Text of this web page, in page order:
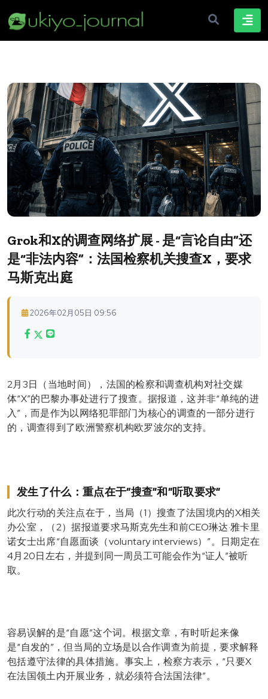
Grok和X的调查网络扩展 - 是“言论自由”还
是“非法内容”：法国检察机关搜查X，要求
马斯克出庭
2026年02月05日 09:56
2月3日（当地时间），法国的检察和调查机构对社交媒
体“X”的巴黎办事处进行了搜查。据报道，这并非“单纯的进
入”，而是作为以网络犯罪部门为核心的调查的一部分进行
的，调查得到了欧洲警察机构欧罗波尔的支持。
发生了什么：重点在于“搜查”和“听取要求”
此次行动的关注点在于，当局（1）搜查了法国境内的X相关
办公室，（2）据报道要求马斯克先生和前CEO琳达·雅卡里
诺女士出席“自愿面谈（voluntary interviews）”。日期定在
4月20日左右，并提到同一周员工可能会作为“证人”被听
取。
容易误解的是“自愿”这个词。根据文章，有时听起来像
是“自发的”，但当局的立场是以合作调查为前提，要求解释
包括遵守法律的具体措施。事实上，检察方表示，“只要X
在法国领土内开展业务，就必须符合法国法律”。